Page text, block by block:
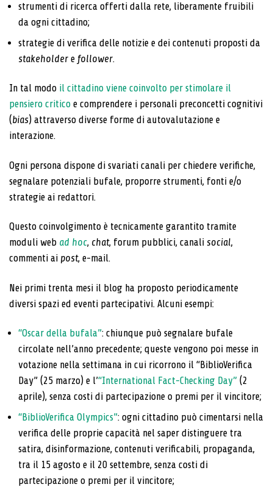
strumenti di ricerca offerti dalla rete, liberamente fruibili
da ogni cittadino;
strategie di verifica delle notizie e dei contenuti proposti da
stakeholder e follower.
In tal modo il cittadino viene coinvolto per stimolare il
pensiero critico e comprendere i personali preconcetti cognitivi
(bias) attraverso diverse forme di autovalutazione e
interazione.
Ogni persona dispone di svariati canali per chiedere verifiche,
segnalare potenziali bufale, proporre strumenti, fonti e/o
strategie ai redattori.
Questo coinvolgimento è tecnicamente garantito tramite
moduli web ad hoc, chat, forum pubblici, canali social,
commenti ai post, e-mail.
Nei primi trenta mesi il blog ha proposto periodicamente
diversi spazi ed eventi partecipativi. Alcuni esempi:
“Oscar della bufala”: chiunque può segnalare bufale
circolate nell’anno precedente; queste vengono poi messe in
votazione nella settimana in cui ricorrono il “BiblioVerifica
Day” (25 marzo) e l’“International Fact-Checking Day” (2
aprile), senza costi di partecipazione o premi per il vincitore;
“BiblioVerifica Olympics”: ogni cittadino può cimentarsi nella
verifica delle proprie capacità nel saper distinguere tra
satira, disinformazione, contenuti verificabili, propaganda,
tra il 15 agosto e il 20 settembre, senza costi di
partecipazione o premi per il vincitore;